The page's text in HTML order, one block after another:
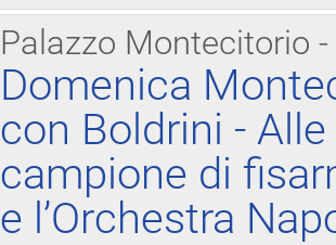
Palazzo Montecitorio
Domenica
con Boldrini -
campione di
e l’Orchestra